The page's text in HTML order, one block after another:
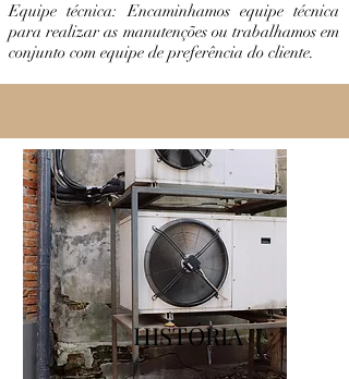
Equipe técnica: Encaminhamos equipe técnica
para realizar as manutenções ou trabalhamos em
conjunto com equipe de preferência do cliente.
HISTÓRIA